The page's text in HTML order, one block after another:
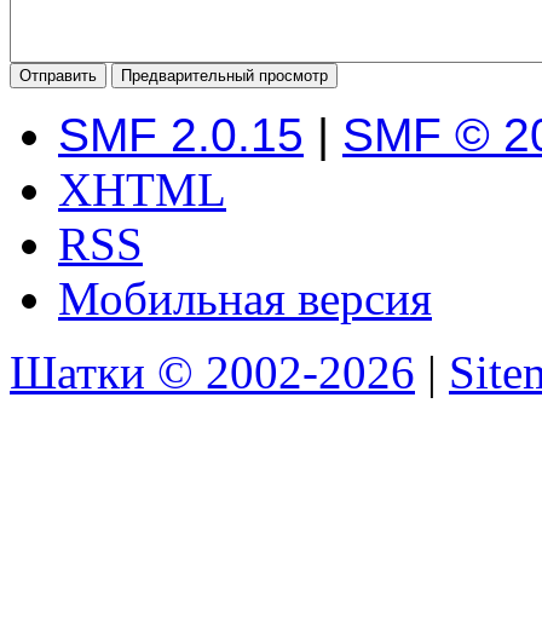
SMF 2.0.15 | SMF ©
XHTML
RSS
Мобильная версия
Шатки © 2002-2026 |